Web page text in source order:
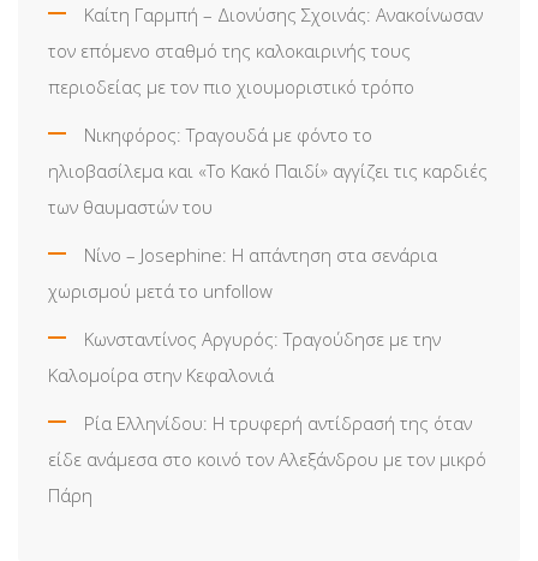
Καίτη Γαρμπή – Διονύσης Σχοινάς: Ανακοίνωσαν
τον επόμενο σταθμό της καλοκαιρινής τους
περιοδείας με τον πιο χιουμοριστικό τρόπο
Νικηφόρος: Τραγουδά με φόντο το
ηλιοβασίλεμα και «Το Κακό Παιδί» αγγίζει τις καρδιές
των θαυμαστών του
Νίνο – Josephine: Η απάντηση στα σενάρια
χωρισμού μετά το unfollow
Κωνσταντίνος Αργυρός: Τραγούδησε με την
Καλομοίρα στην Κεφαλονιά
Ρία Ελληνίδου: H τρυφερή αντίδρασή της όταν
είδε ανάμεσα στο κοινό τον Αλεξάνδρου με τον μικρό
Πάρη